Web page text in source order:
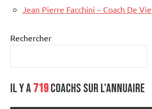
Jean Pierre Facchini – Coach De Vie
Rechercher
Il y a719coachs sur l'annuaire